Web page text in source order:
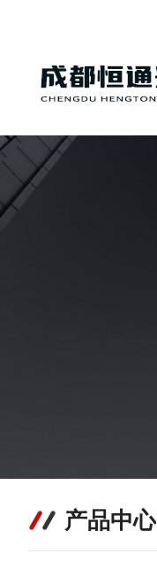
产品中心